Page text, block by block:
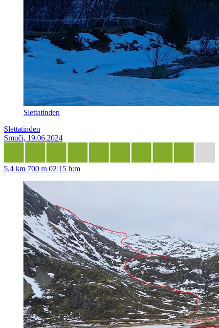
Slettatinden
Slettatinden
Smuči, 19.06.2024
5,4 km 700 m 02:15 h:m